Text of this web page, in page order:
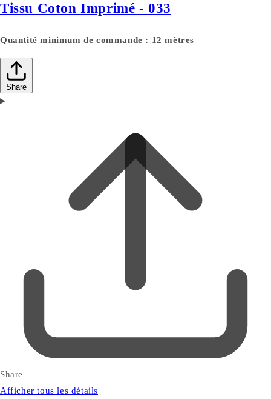
Tissu Coton Imprimé - 033
Quantité minimum de commande : 12 mètres
Share
Share
Afficher tous les détails